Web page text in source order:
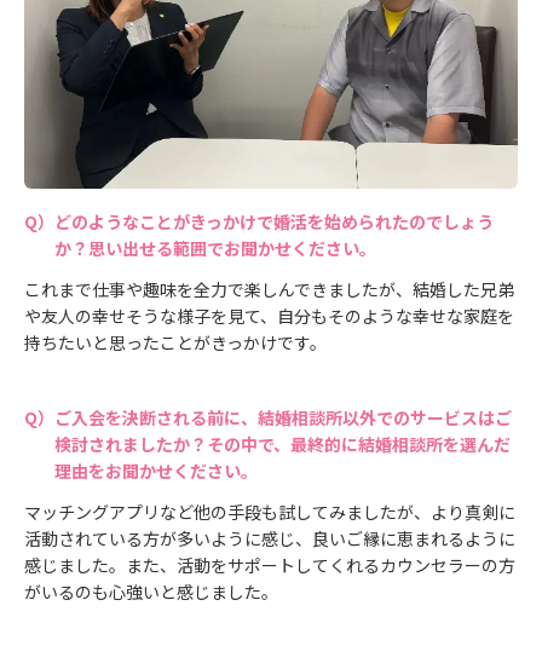
どのようなことがきっかけで婚活を始められたのでしょう
か？思い出せる範囲でお聞かせください。
これまで仕事や趣味を全力で楽しんできましたが、結婚した兄弟
や友人の幸せそうな様子を見て、自分もそのような幸せな家庭を
持ちたいと思ったことがきっかけです。
ご入会を決断される前に、結婚相談所以外でのサービスはご
検討されましたか？その中で、最終的に結婚相談所を選んだ
理由をお聞かせください。
マッチングアプリなど他の手段も試してみましたが、より真剣に
活動されている方が多いように感じ、良いご縁に恵まれるように
感じました。また、活動をサポートしてくれるカウンセラーの方
がいるのも心強いと感じました。